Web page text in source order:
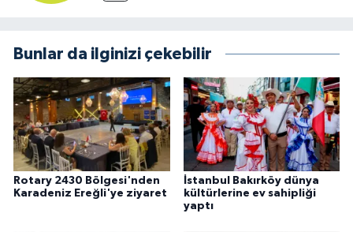
Bunlar da ilginizi çekebilir
Rotary 2430 Bölgesi'nden
Karadeniz Ereğli'ye ziyaret
İstanbul Bakırköy dünya
kültürlerine ev sahipliği
yaptı